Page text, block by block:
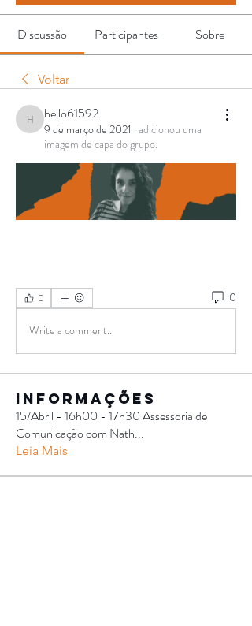
Discussão Participantes Sobre
Voltar
hello61592
hello61592
9 de março de 2021 · adicionou uma
imagem de capa do grupo.
0 0
Write a comment...
Informações
15/Abril - 16h00 - 17h30 Assessoria de
Comunicação com Nath...
Leia Mais